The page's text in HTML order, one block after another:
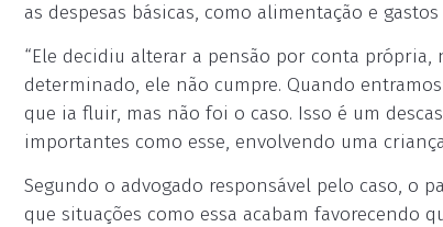
as despesas básicas, como alimentação e gastos
“Ele decidiu alterar a pensão por conta
determinado, ele não cumpre. Quando
que ia fluir, mas não foi o caso. Isso é um
importantes como esse, envolvendo uma
Segundo o advogado responsável pelo caso, o
que situações como essa acabam favorecendo